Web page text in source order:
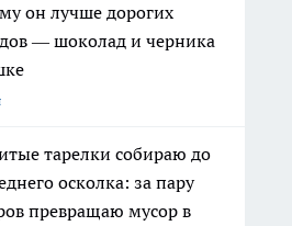
он лучше дорогих
— шоколад и черника
тарелки собираю до
осколка: за пару
превращаю мусор в